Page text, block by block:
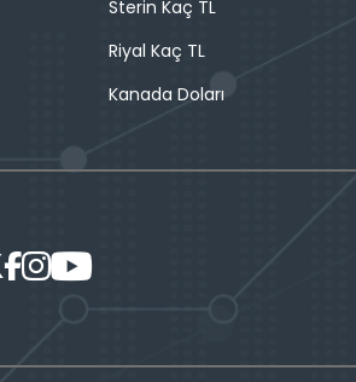
Sterin Kaç TL
Riyal Kaç TL
Kanada Doları